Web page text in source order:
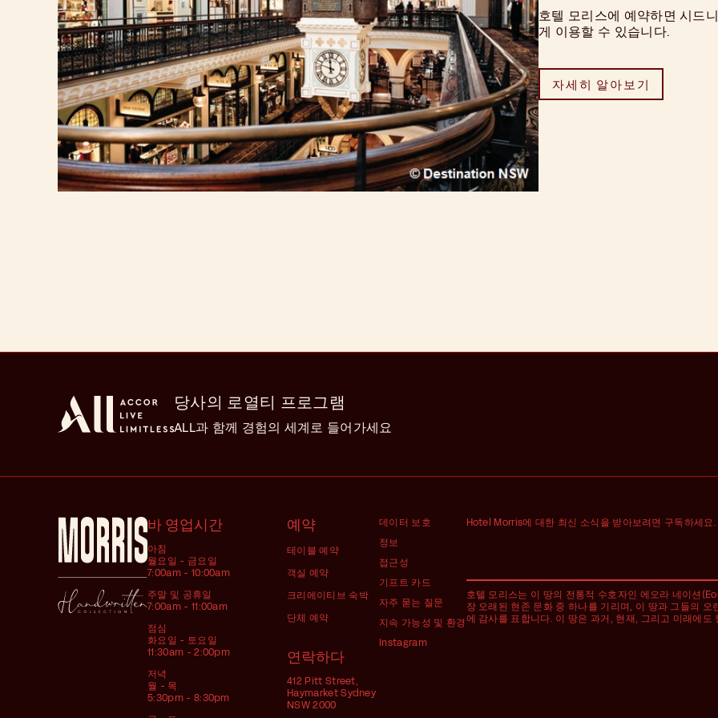
호텔 모리스에 예약하면 시드
게 이용할 수 있습니다.
자세히 알아보기
당사의 로열티 프로그램
ALL과 함께 경험의 세계로 들어가세요
바 영업시간
아침
월요일 - 금요일
7:00am - 10:00am
주말 및 공휴일
7:00am - 11:00am
점심
화요일 - 토요일
11:30am - 2:00pm
저녁
월 - 목
5:30pm - 8:30pm
예약
테이블 예약
객실 예약
크리에이티브 숙박
단체 예약
연락하다
412 Pitt Street,
Haymarket Sydney
NSW 2000
데이터 보호
정보
접근성
기프트 카드
자주 묻는 질문
지속 가능성 및 환경
Instagram
Hotel Morris에 대한 최신 소식을 받아보려면 구독하세요.
호텔 모리스는 이 땅의 전통적 수호자인 에오라 네이션
장 오래된 현존 문화 중 하나를 기리며, 이 땅과 그들의
에 감사를 표합니다. 이 땅은 과거, 현재, 그리고 미래에